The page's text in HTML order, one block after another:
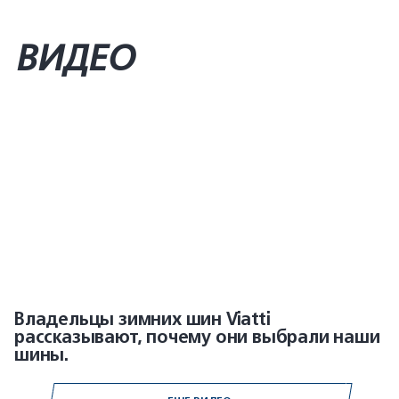
ВИДЕО
Владельцы зимних шин Viatti
рассказывают, почему они выбрали наши
шины.